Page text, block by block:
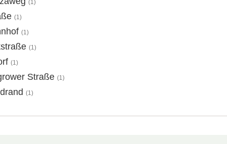
(1)
(1)
(1)
(1)
(1)
Straße (1)
(1)